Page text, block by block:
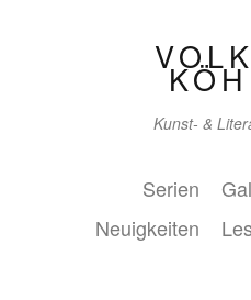
Kunst- &
Serien
Neuigkeiten